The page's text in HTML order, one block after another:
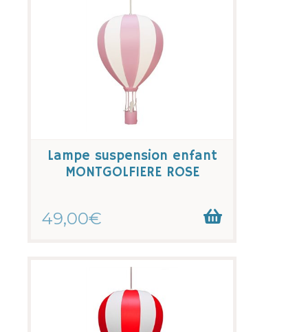
Lampe suspension enfant
MONTGOLFIERE ROSE
49,00€